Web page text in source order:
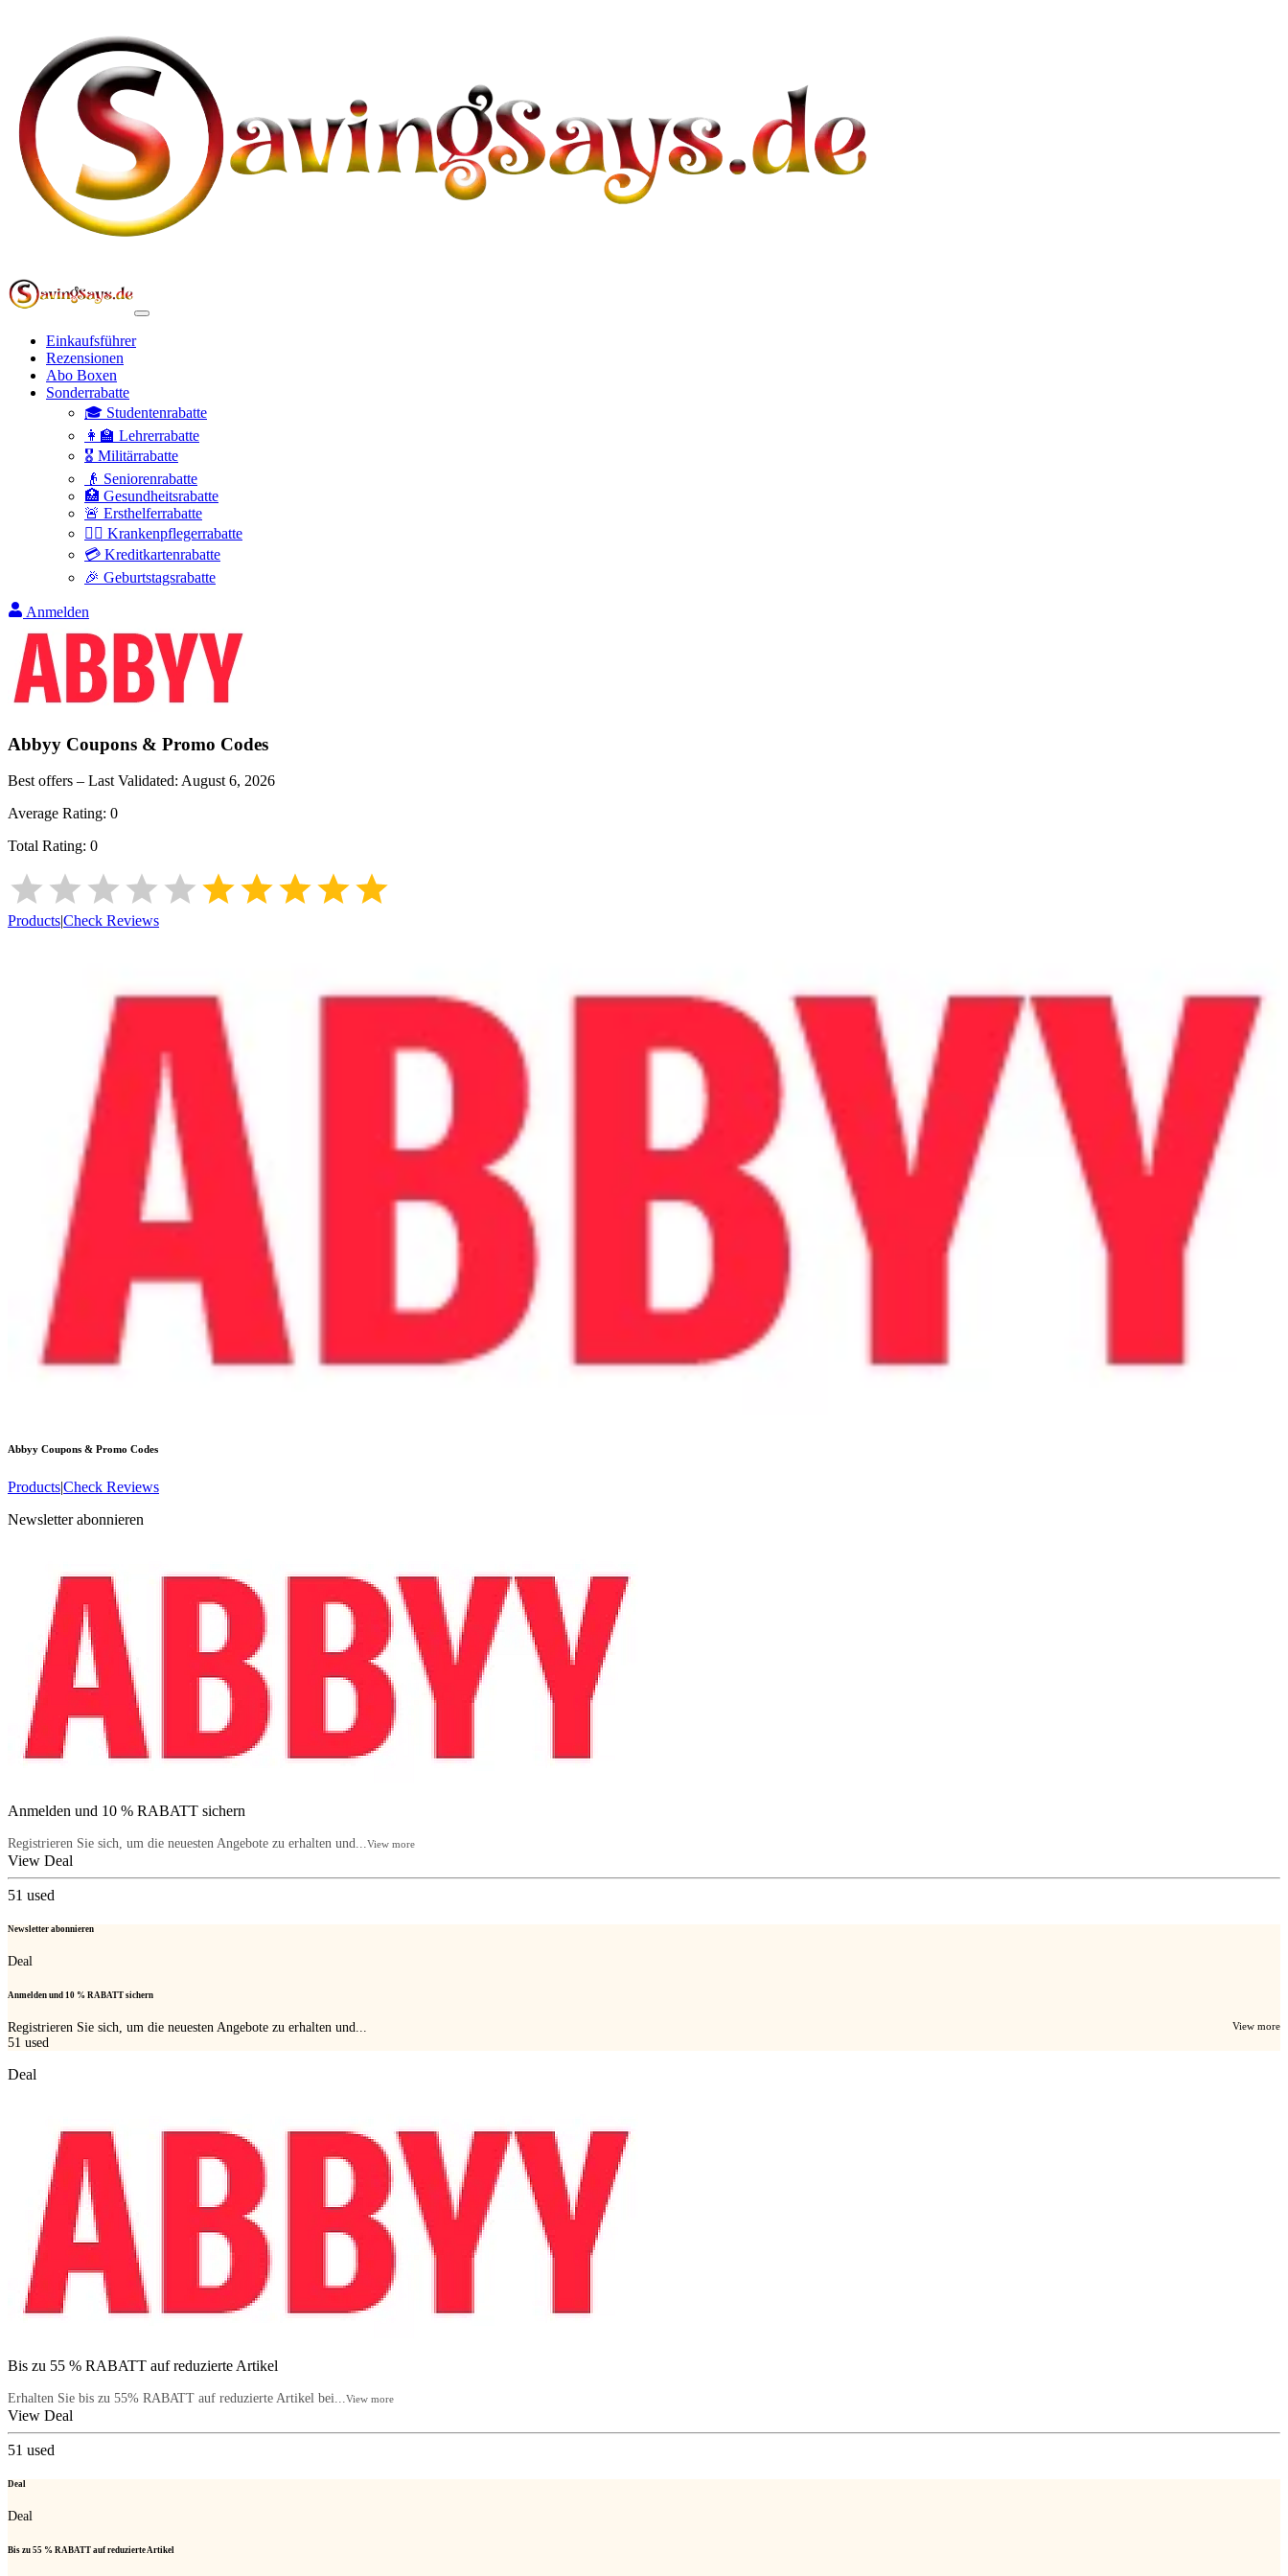
Einkaufsführer
Rezensionen
Abo Boxen
Sonderrabatte
🎓 Studentenrabatte
👩‍🏫 Lehrerrabatte
🎖️ Militärrabatte
👴 Seniorenrabatte
🏥 Gesundheitsrabatte
🚨 Ersthelferrabatte
👩‍⚕️ Krankenpflegerrabatte
💳 Kreditkartenrabatte
🎉 Geburtstagsrabatte
Anmelden
Abbyy Coupons & Promo Codes
Best offers – Last Validated: August 6, 2026
Average Rating: 0
Total Rating: 0
Products|Check Reviews
Abbyy Coupons & Promo Codes
Products|Check Reviews
Newsletter abonnieren
Anmelden und 10 % RABATT sichern
Registrieren Sie sich, um die neuesten Angebote zu erhalten und...View more
View Deal
51 used
Newsletter abonnieren
Deal
Anmelden und 10 % RABATT sichern
Registrieren Sie sich, um die neuesten Angebote zu erhalten und... View more
51 used
Deal
Bis zu 55 % RABATT auf reduzierte Artikel
Erhalten Sie bis zu 55% RABATT auf reduzierte Artikel bei... View more
View Deal
51 used
Deal
Deal
Bis zu 55 % RABATT auf reduzierte Artikel